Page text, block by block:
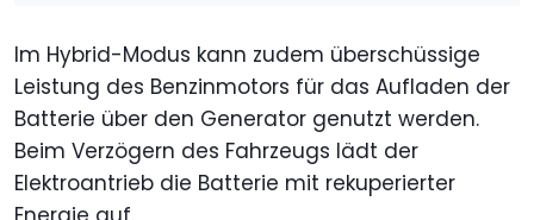
Im Hybrid-Modus kann zudem überschüssige
Leistung des Benzinmotors für das Aufladen der
Batterie über den Generator genutzt werden.
Beim Verzögern des Fahrzeugs lädt der
Elektroantrieb die Batterie mit rekuperierter